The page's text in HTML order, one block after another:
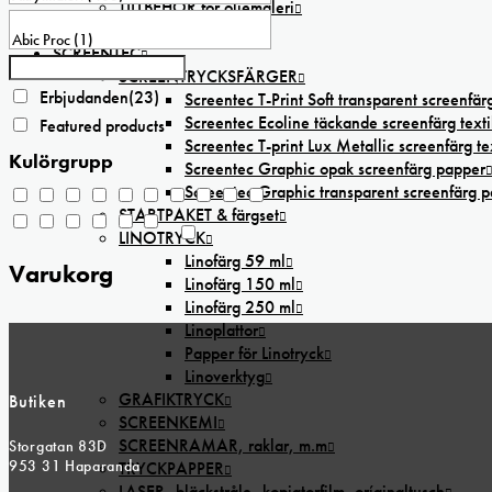
TILLBEHÖR för oljemåleri
STAFFLIER
SCREENTEC
SCREENTRYCKSFÄRGER
Screentec T-Print Soft transparent
Screentec Ecoline täckande screenfärg
Screentec T-print Lux Metallic screenfärg
Screentec Graphic opak screenfärg papper
Screentec Graphic transparent screenfärg
STARTPAKET & färgset
LINOTRYCK
Linofärg 59 ml
Linofärg 150 ml
Linofärg 250 ml
Linoplattor
Papper för Linotryck
Linoverktyg
GRAFIKTRYCK
SCREENKEMI
SCREENRAMAR, raklar, m.m
TRYCKPAPPER
alternativen
kan
väljas
på
produktsidan
Erbjudanden(23)
Featured products
Kulörgrupp
Varukorg
Butiken
Storgatan 83D
953 31 Haparanda